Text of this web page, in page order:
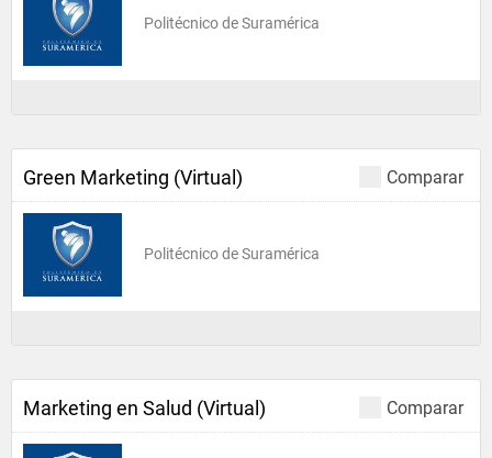
Politécnico de Suramérica
Comparar
Green Marketing (Virtual)
Politécnico de Suramérica
Comparar
Marketing en Salud (Virtual)